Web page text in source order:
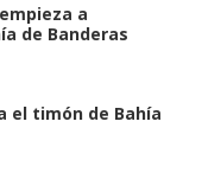
a
de Banderas
el timón de Bahía